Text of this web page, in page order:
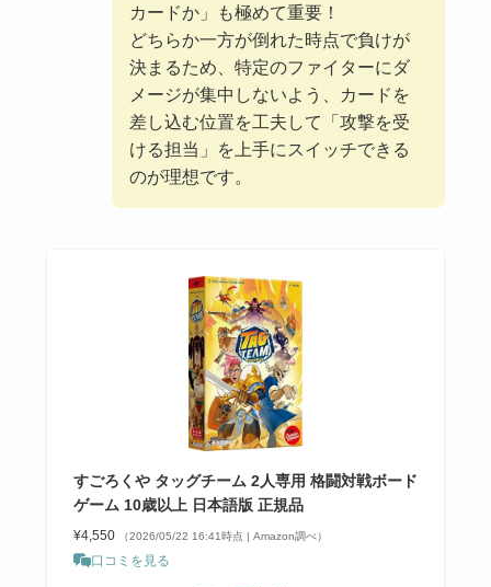
カードか」も極めて重要！
どちらか一方が倒れた時点で負けが
決まるため、特定のファイターにダ
メージが集中しないよう、カードを
差し込む位置を工夫して「攻撃を受
ける担当」を上手にスイッチできる
のが理想です。
すごろくや タッグチーム 2人専用 格闘対戦ボード
ゲーム 10歳以上 日本語版 正規品
¥4,550 （2026/05/22 16:41時点 | Amazon調べ）
口コミを見る